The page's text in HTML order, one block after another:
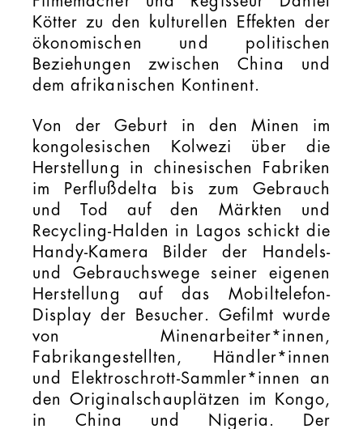
Kötter zu den kulturellen Effekten der
ökonomischen und politischen
Beziehungen zwischen China und
dem afrikanischen Kontinent.
Von der Geburt in den Minen im
kongolesischen Kolwezi über die
Herstellung in chinesischen Fabriken
im Perflußdelta bis zum Gebrauch
und Tod auf den Märkten und
Recycling-Halden in Lagos schickt die
Handy-Kamera Bilder der Handels-
und Gebrauchswege seiner eigenen
Herstellung auf das Mobiltelefon-
Display der Besucher. Gefilmt wurde
von Minenarbeiter*innen,
Fabrikangestellten, Händler*innen
und Elektroschrott-Sammler*innen an
den Originalschauplätzen im Kongo,
in China und Nigeria. Der